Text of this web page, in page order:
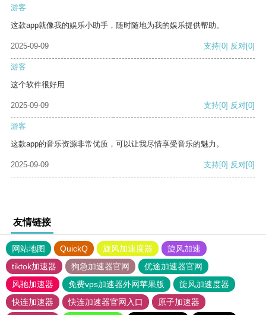
游客
这款app就像我的娱乐小助手，随时随地为我的娱乐提供帮助。
2025-09-09 支持[0] 反对[0]
游客
这个软件很好用
2025-09-09 支持[0] 反对[0]
游客
这款app的音乐资源非常优质，可以让我尽情享受音乐的魅力。
2025-09-09 支持[0] 反对[0]
友情链接
网站地图 QuickQ 旋风加速度器
旋风加速
tiktok加速器
狗急加速器官网
优途加速器官网
风驰加速器
免费vps加速器外网苹果版
旋风加速度器
快连加速器
快连加速器官网入口 原子加速器